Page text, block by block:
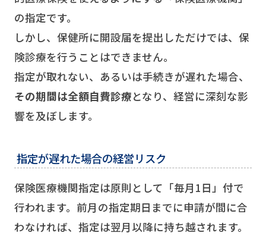
の指定です。
しかし、保健所に開設届を提出しただけでは、保
険診療を行うことはできません。
指定が取れない、あるいは手続きが遅れた場合、
その期間は全額自費診療となり、経営に深刻な影
響を及ぼします。
指定が遅れた場合の経営リスク
保険医療機関指定は原則として「毎月1日」付で
行われます。前月の指定期日までに申請が間に合
わなければ、指定は翌月以降に持ち越されます。